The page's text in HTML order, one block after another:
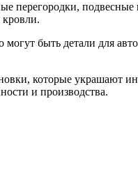
перегородки,
кровли.
могут быть детали для
которые украшают
и производства.